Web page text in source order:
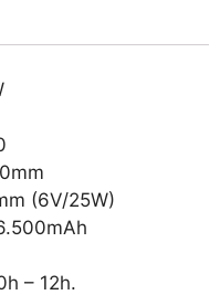
(6V/25W)
– 12h.